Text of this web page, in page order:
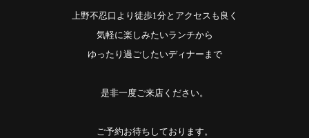
上野不忍口より徒歩1分とアクセスも良く
気軽に楽しみたいランチから
ゆったり過ごしたいディナーまで
是非一度ご来店ください。
ご予約お待ちしております。